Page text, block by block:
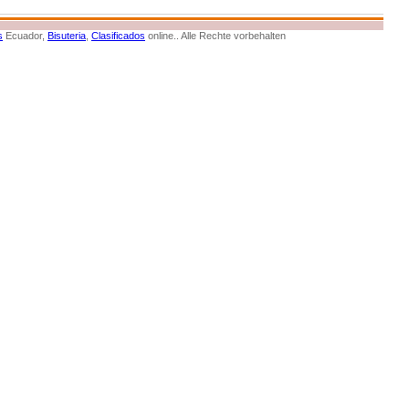
Ecuador, Bisuteria Clasificados online.. Alle Rechte vorbehalten